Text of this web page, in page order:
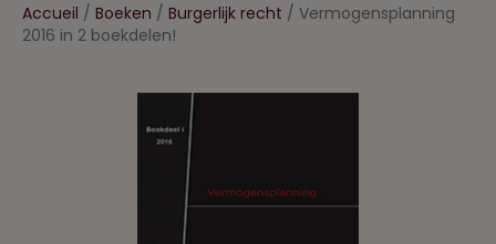
Accueil / Boeken / Burgerlijk recht / Vermogensplanning
2016 in 2 boekdelen!